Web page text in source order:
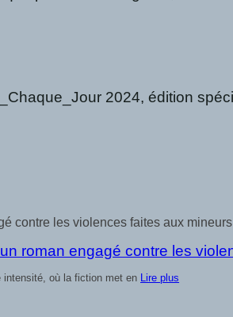
2024, édition
contre les violences faites aux mineurs
intensité, où la fiction met en Lire plus